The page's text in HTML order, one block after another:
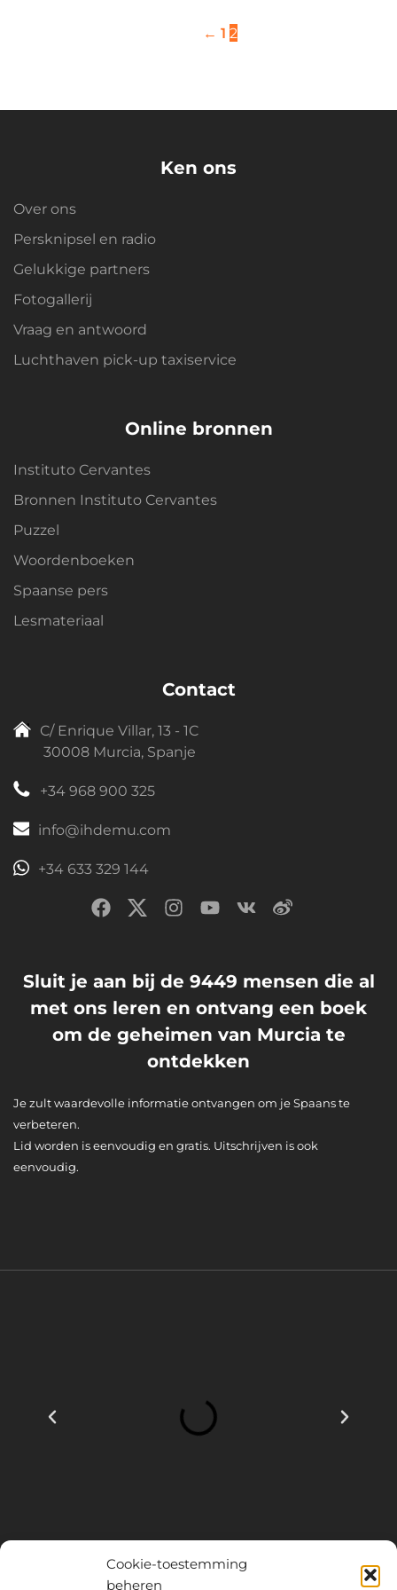
Cookie-toestemming
beheren
← 1 2
Ken ons
Over ons
Persknipsel en radio
Gelukkige partners
Fotogallerij
Vraag en antwoord
Luchthaven pick-up taxiservice
Online bronnen
Instituto Cervantes
Bronnen Instituto Cervantes
Puzzel
Woordenboeken
Spaanse pers
Lesmateriaal
Contact
C/ Enrique Villar, 13 - 1C
30008 Murcia, Spanje
+34 968 900 325
info@ihdemu.com
+34 633 329 144
Sluit je aan bij de 9449 mensen die al
met ons leren en ontvang een boek
om de geheimen van Murcia te
ontdekken
Je zult waardevolle informatie ontvangen om je Spaans te
verbeteren.
Lid worden is eenvoudig en gratis. Uitschrijven is ook
eenvoudig.